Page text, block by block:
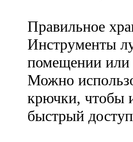
Правильное
Инструменты
помещении или
Можно
крючки, чтобы
быстрый